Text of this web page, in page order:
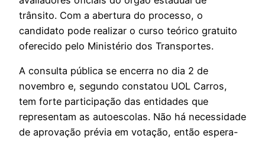
trânsito. Com a abertura do processo, o
candidato pode realizar o curso teórico gratuito
oferecido pelo Ministério dos Transportes.
A consulta pública se encerra no dia 2 de
novembro e, segundo constatou UOL Carros,
tem forte participação das entidades que
representam as autoescolas. Não há necessidade
de aprovação prévia em votação, então espera-